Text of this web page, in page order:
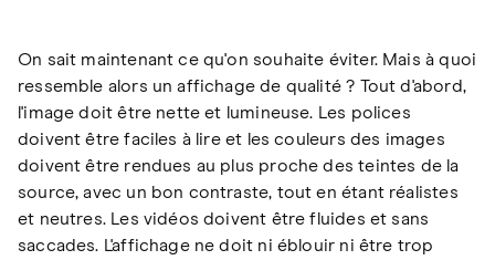
On sait maintenant ce qu'on souhaite éviter. Mais à quoi
ressemble alors un affichage de qualité ? Tout d'abord,
l'image doit être nette et lumineuse. Les polices
doivent être faciles à lire et les couleurs des images
doivent être rendues au plus proche des teintes de la
source, avec un bon contraste, tout en étant réalistes
et neutres. Les vidéos doivent être fluides et sans
saccades. L'affichage ne doit ni éblouir ni être trop